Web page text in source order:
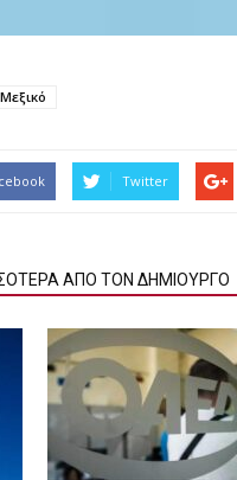
Μεξικό
Twitter
ΑΠΟ ΤΟΝ ΔΗΜΙΟΥΡΓΟ